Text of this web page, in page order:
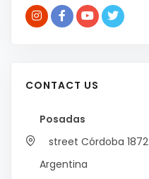
CONTACT US
Posadas
street Córdoba 1872
Argentina